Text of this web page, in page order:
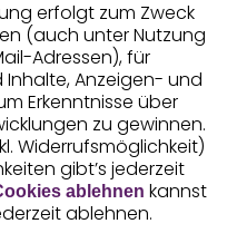
erfolgt zum Zweck
(auch unter Nutzung
Adressen), für
Anzeigen- und
Erkenntnisse über
zu gewinnen.
Widerrufsmöglichkeit)
gibt’s jederzeit
ablehnen kannst
ablehnen.